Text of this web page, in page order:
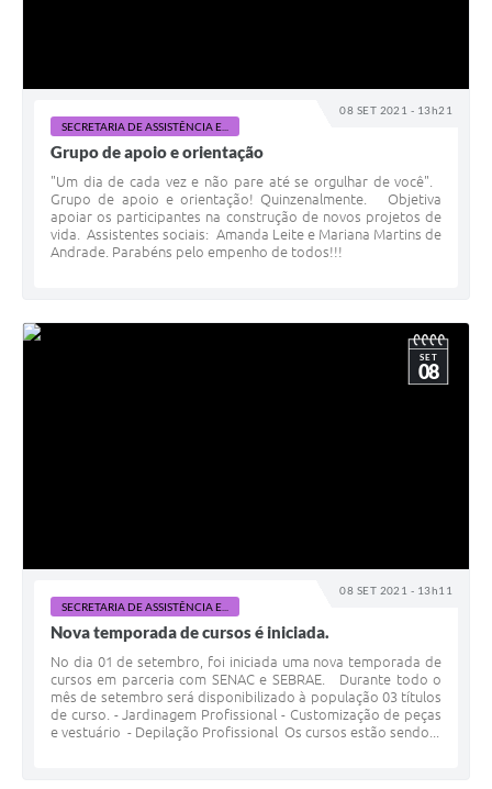
08 SET 2021 - 13h21
SECRETARIA DE ASSISTÊNCIA E...
Grupo de apoio e orientação
"Um dia de cada vez e não pare até se orgulhar de você".
Grupo de apoio e orientação! Quinzenalmente. Objetiva
apoiar os participantes na construção de novos projetos de
vida. Assistentes sociais: Amanda Leite e Mariana Martins de
Andrade. Parabéns pelo empenho de todos!!!
08 SET 2021 - 13h11
SET
08
SECRETARIA DE ASSISTÊNCIA E...
Nova temporada de cursos é iniciada.
No dia 01 de setembro, foi iniciada uma nova temporada de
cursos em parceria com SENAC e SEBRAE. Durante todo o
mês de setembro será disponibilizado à população 03 títulos
de curso. - Jardinagem Profissional - Customização de peças
e vestuário - Depilação Profissional Os cursos estão sendo...